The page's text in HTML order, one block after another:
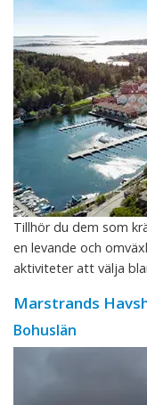
Tillhör du dem som
en levande och
aktiviteter att välja
Marstrands
Bohuslän